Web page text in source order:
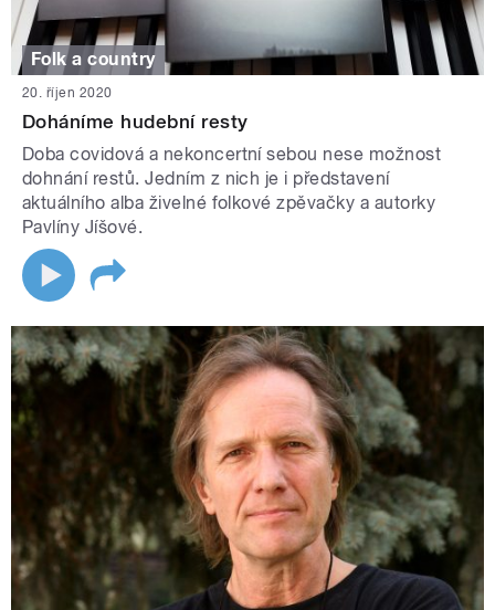
Folk a country
20. říjen 2020
Doháníme hudební resty
Doba covidová a nekoncertní sebou nese možnost
dohnání restů. Jedním z nich je i představení
aktuálního alba živelné folkové zpěvačky a autorky
Pavlíny Jíšové.